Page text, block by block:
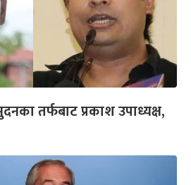
तर्फबाट प्रकाश उपाध्यक्ष,